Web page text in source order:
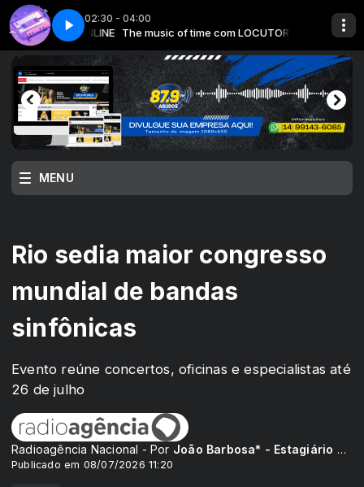
02:30 - 04:00
ONLINE The music of time com LOCUTOR ONLINE
1 The music of time - Parte 1
MENU
Rio sedia maior congresso
mundial de bandas
sinfônicas
Evento reúne concertos, oficinas e especialistas até
26 de julho
Radioagência Nacional - Por João Barbosa* - Estagiário da Rádio Nacional
Publicado em 08/07/2026 11:20